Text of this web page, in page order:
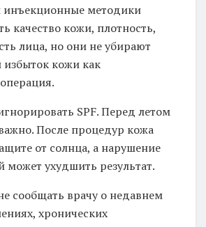
инъекционные методики
качество кожи, плотность,
лица, но они не убирают
избыток кожи как
SPF. Перед летом
После процедур кожа
от солнца, а нарушение
может ухудшить результат.
сообщать врачу о недавнем
хронических